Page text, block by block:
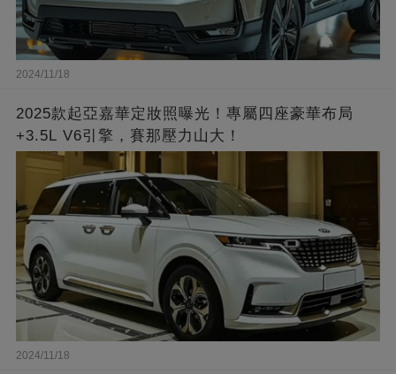
2024/11/18
2025款起亞嘉華定妝照曝光！專屬四座豪華布局
+3.5L V6引擎，賽那壓力山大！
2024/11/18